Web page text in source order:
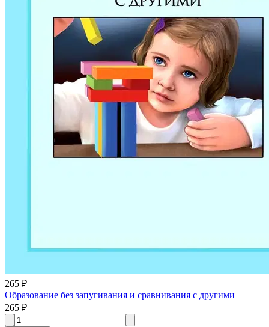
265 ₽
Образование без запугивания и сравнивания с другими
265 ₽